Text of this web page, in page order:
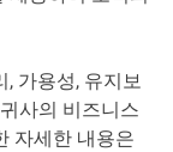
, 가용성, 유지보
사의 비즈니스
자세한 내용은